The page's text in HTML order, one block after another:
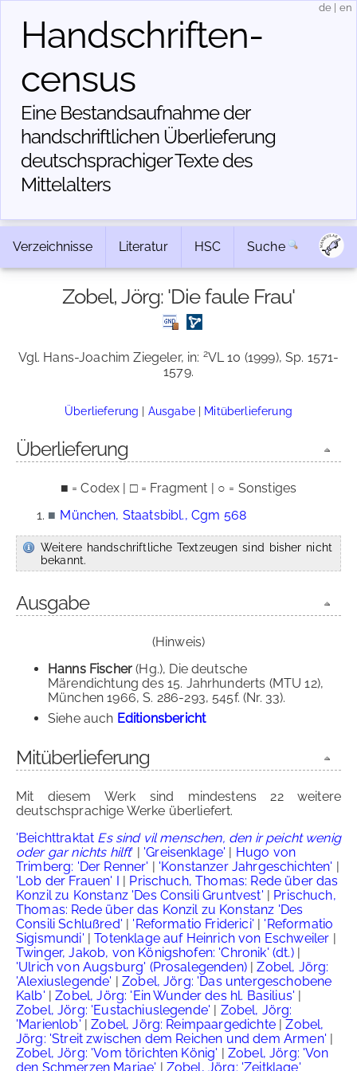
Handschriften­
census
Eine Bestandsaufnahme der
handschriftlichen Über­lieferung
deutschsprachiger Texte des
Mittelalters
de en
Verzeichnisse Literatur HSC Suche
Zobel, Jörg: 'Die faule Frau'
Vgl. Hans-Joachim Ziegeler, in: 2VL 10 (1999), Sp. 1571-
1579.
Überlieferung | Ausgabe| Mitüberlieferung
Überlieferung
■ = Codex | □ = Fragment | ○ = Sonstiges
■ München, Staatsbibl., Cgm 568
Weitere handschriftliche Textzeugen sind bisher nicht
bekannt.
Ausgabe
(Hinweis)
Hanns Fischer(Hg.), Die deutsche
Märendichtung des 15. Jahrhunderts (MTU 12),
München 1966, S. 286-293, 545f. (Nr. 33).
Siehe auch Editionsbericht
Mitüberlieferung
Mit diesem Werk sind mindestens 22 weitere
deutschsprachige Werke überliefert.
'Beichttraktat Es sind vil menschen, den ir peicht wenig
oder gar nichts hilft' | 'Greisenklage' | Hugo von
Trimberg: 'Der Renner' | 'Konstanzer Jahrgeschichten' |
'Lob der Frauen' I | Prischuch, Thomas: Rede über das
Konzil zu Konstanz 'Des Consili Gruntvest' | Prischuch,
Thomas: Rede über das Konzil zu Konstanz 'Des
Consili Schlußred' | 'Reformatio Friderici' | 'Reformatio
Sigismundi' |Totenklage auf Heinrich von Eschweiler |
Twinger, Jakob, von Königshofen: 'Chronik' (dt.)|
'Ulrich von Augsburg' (Prosalegenden)|Zobel, Jörg:
'Alexiuslegende' |Zobel, Jörg: 'Das untergeschobene
Kalb' |Zobel, Jörg: 'Ein Wunder des hl. Basilius' |
Zobel, Jörg: 'Eustachiuslegende' | Zobel, Jörg:
'Marienlob' |Zobel, Jörg: Reimpaargedichte|Zobel,
Jörg: 'Streit zwischen dem Reichen und dem Armen' |
Zobel, Jörg: 'Vom törichten König' | Zobel, Jörg: 'Von
den Schmerzen Mariae' | Zobel, Jörg: 'Zeitklage'